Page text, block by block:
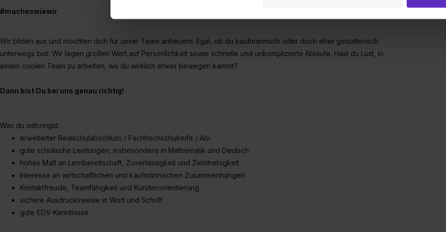
einverstanden, dass dir nach Setzen der Cookies externe Inhalte (z.B. Videos oder Posts)
Verwendungszwecke zulassen, triff deine Auswahl über die Checkboxen und klick auf
Einwilligung zur Platzierung von Cookies der Kategorien „Präferenzen“, „Statistiken“ und
umfasst hierbei die Einwilligung zur Übermittlung deiner Daten in die USA (Art. 49 Abs. 1 S. 1
#macheswiewir
Wir bilden aus und möchten dich für unser Team anheuern. Egal, ob du kaufmännisch oder doch eher gestalterisch
unterwegs bist: Wir legen großen Wert auf Persönlichkeit sowie schnelle und unkomplizierte Abläufe. Hast du Lust, in
einem coolen Team zu arbeiten, wo du wirklich etwas bewegen kannst?
Dann bist Du bei uns genau richtig!
Was du mitbringst:
erweiterter Realschulabschluss / Fachhochschulreife / Abi
gute schulische Leistungen, insbesondere in Mathematik und Deutsch
hohes Maß an Lernbereitschaft, Zuverlässigkeit und Zielstrebigkeit
Interesse an wirtschaftlichen und kaufmännischen Zusammenhängen
Kontaktfreude, Teamfähigkeit und Kundenorientierung
sichere Ausdrucksweise in Wort und Schrift
gute EDV-Kenntnisse